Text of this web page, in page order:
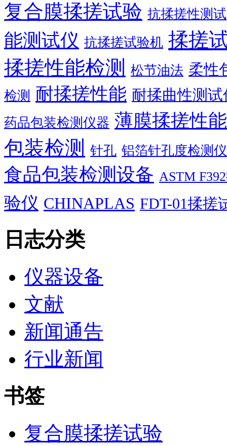
复合膜揉搓试验 抗揉搓性测试
能测试仪 抗揉搓试验机 揉搓
揉搓性能检测
松节油法 柔性
检测 耐揉搓性能 耐揉曲性测试
药品包装检测仪器 薄膜揉搓性
包装检测 针孔 铝箔针孔度检测
食品包装检测设备 ASTM
验仪 CHINAPLAS FDT-01揉搓
日志分类
仪器设备
文献
新闻通告
行业新闻
书签
复合膜揉搓试验